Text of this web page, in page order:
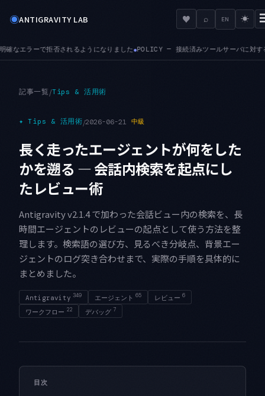
◉ANTIGRAVITY LAB ♥ ⌕ EN ☀
した● POLICY — 接続済みツールサーバに対する管理者ポリシーが、正しく適用され
記事一覧/Tips & 活用術
✦ Tips & 活用術/2026-06-21 中級
長く走ったエージェントが何をした
かを遡る — 会話内検索を起点にし
たレビュー術
Antigravity v2.1.4 で加わった会話ビュー内の検索を、長
時間エージェントのレビューの起点として使う方法を整
理します。検索語の選び方、見るべき分岐点、背景エー
ジェントのログ突き合わせまで、実際の手順を具体的に
まとめました。
Antigravity 349 エージェント 65 レビュー 6
ワークフロー 22 デバッグ 7
目次